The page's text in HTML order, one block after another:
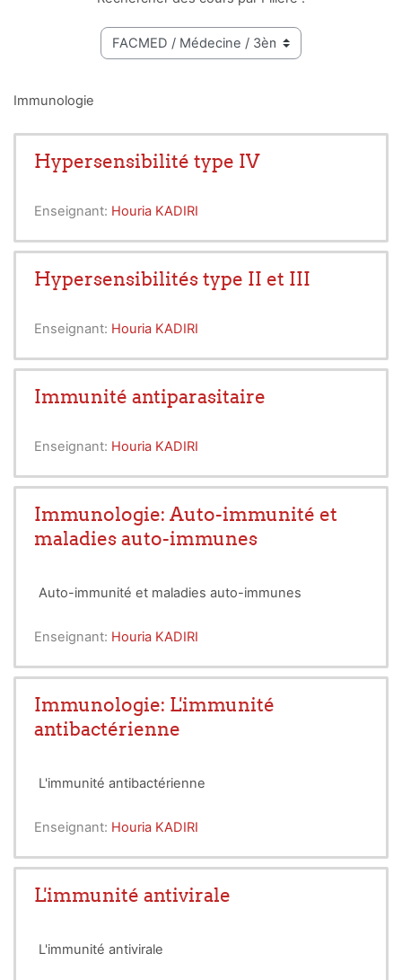
Immunologie
Hypersensibilité type IV
Enseignant: Houria KADIRI
Hypersensibilités type II et III
Enseignant: Houria KADIRI
Immunité antiparasitaire
Enseignant: Houria KADIRI
Immunologie: Auto-immunité et
maladies auto-immunes
Auto-immunité et maladies auto-immunes
Enseignant: Houria KADIRI
Immunologie: L'immunité
antibactérienne
L'immunité antibactérienne
Enseignant: Houria KADIRI
L'immunité antivirale
L'immunité antivirale